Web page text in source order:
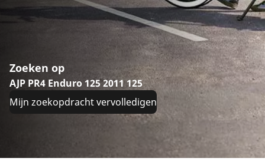
Zoeken op
AJP PR4 Enduro 125 2011 125
Mijn zoekopdracht vervolledigen